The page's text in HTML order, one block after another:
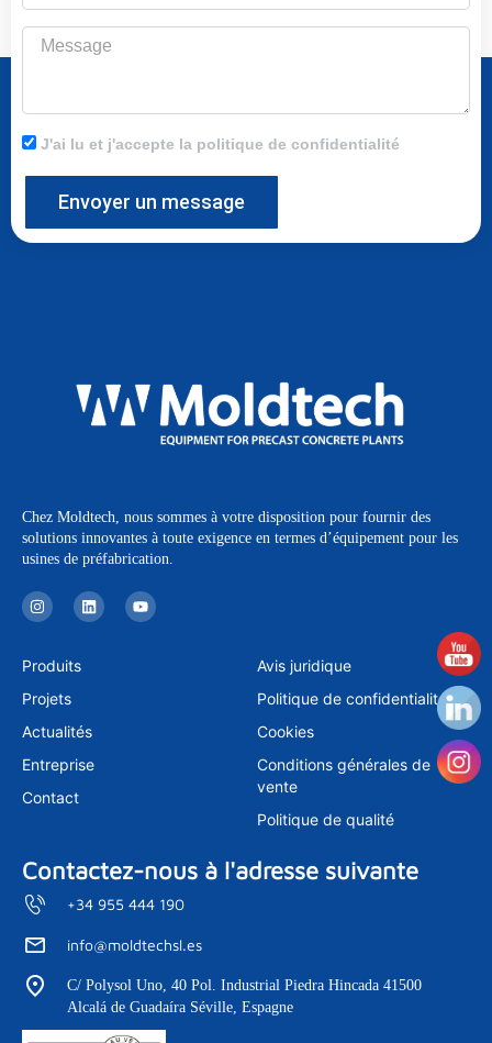
Message
J'ai lu et j'accepte la politique de confidentialité
Envoyer un message
Chez Moldtech, nous sommes à votre disposition pour fournir des
solutions innovantes à toute exigence en termes d’équipement pour les
usines de préfabrication.
I
n
s
a
g
a
L
i
n
Y
o
u
Produits
Projets
Actualités
Entreprise
Contact
Avis juridique
Politique de confidentialité
Cookies
Conditions générales de
vente
Politique de qualité
Contactez-nous à l'adresse suivante
+34 955 444 190
info@moldtechsl.es
C/ Polysol Uno, 40 Pol. Industrial Piedra Hincada 41500
Alcalá de Guadaíra Séville, Espagne